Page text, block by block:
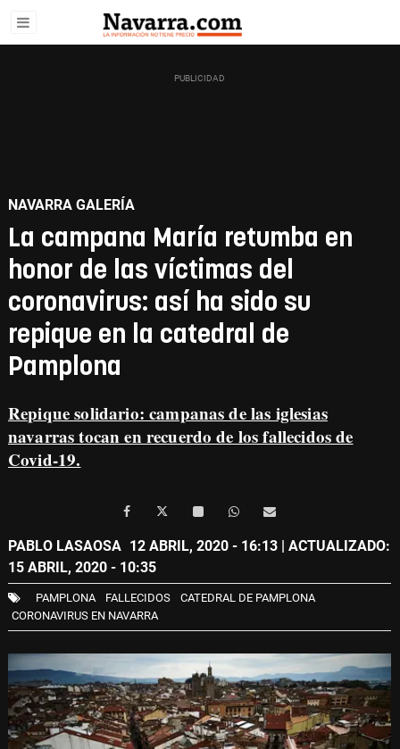
NAVARRA GALERÍA
La campana María retumba en
honor de las víctimas del
coronavirus: así ha sido su
repique en la catedral de
Pamplona
Repique solidario: campanas de las iglesias
navarras tocan en recuerdo de los fallecidos de
Covid-19.
PABLO LASAOSA 12 ABRIL, 2020 - 16:13 | ACTUALIZADO:
15 ABRIL, 2020 - 10:35
PAMPLONA FALLECIDOS
CATEDRAL DE PAMPLONA
CORONAVIRUS EN NAVARRA